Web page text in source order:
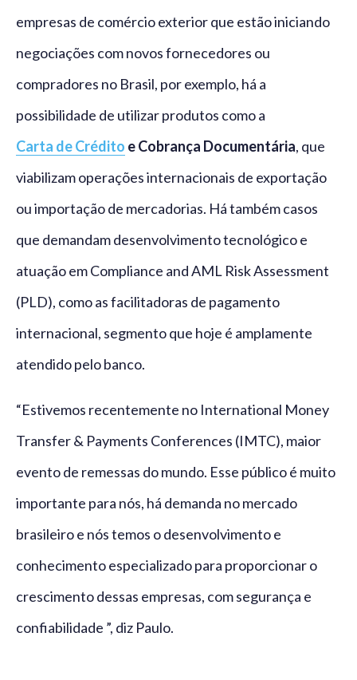
empresas de comércio exterior que estão iniciando
negociações com novos fornecedores ou
compradores no Brasil, por exemplo, há a
possibilidade de utilizar produtos como a
Carta de Crédito e Cobrança Documentária, que
viabilizam operações internacionais de exportação
ou importação de mercadorias. Há também casos
que demandam desenvolvimento tecnológico e
atuação em Compliance and AML Risk Assessment
(PLD), como as facilitadoras de pagamento
internacional, segmento que hoje é amplamente
atendido pelo banco.
“Estivemos recentemente no International Money
Transfer & Payments Conferences (IMTC), maior
evento de remessas do mundo. Esse público é muito
importante para nós, há demanda no mercado
brasileiro e nós temos o desenvolvimento e
conhecimento especializado para proporcionar o
crescimento dessas empresas, com segurança e
confiabilidade ”, diz Paulo.